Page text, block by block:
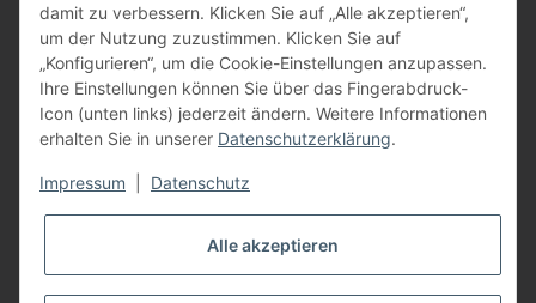
damit zu verbessern. Klicken Sie auf „Alle akzeptieren“,
um der Nutzung zuzustimmen. Klicken Sie auf
„Konfigurieren“, um die Cookie-Einstellungen anzupassen.
Ihre Einstellungen können Sie über das Fingerabdruck-
Icon (unten links) jederzeit ändern. Weitere Informationen
erhalten Sie in unserer Datenschutzerklärung.
Impressum Datenschutz
Alle akzeptieren